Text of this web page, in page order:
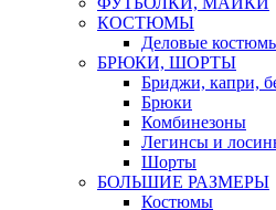
КОСТЮМЫ
Деловые
БРЮКИ, ШОРТЫ
Бриджи, капри,
Брюки
Комбинезоны
Легинсы и
Шорты
БОЛЬШИЕ РАЗМЕРЫ
Костюмы